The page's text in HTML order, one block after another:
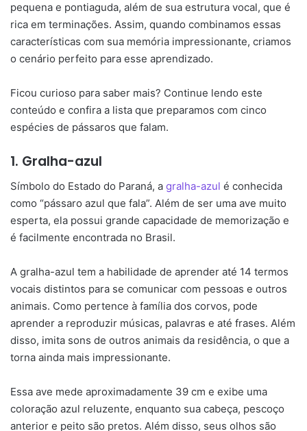
pequena e pontiaguda, além de sua estrutura vocal, que é
rica em terminações. Assim, quando combinamos essas
características com sua memória impressionante, criamos
o cenário perfeito para esse aprendizado.
Ficou curioso para saber mais? Continue lendo este
conteúdo e confira a lista que preparamos com cinco
espécies de pássaros que falam.
1. Gralha-azul
Símbolo do Estado do Paraná, a gralha-azul é conhecida
como “pássaro azul que fala”. Além de ser uma ave muito
esperta, ela possui grande capacidade de memorização e
é facilmente encontrada no Brasil.
A gralha-azul tem a habilidade de aprender até 14 termos
vocais distintos para se comunicar com pessoas e outros
animais. Como pertence à família dos corvos, pode
aprender a reproduzir músicas, palavras e até frases. Além
disso, imita sons de outros animais da residência, o que a
torna ainda mais impressionante.
Essa ave mede aproximadamente 39 cm e exibe uma
coloração azul reluzente, enquanto sua cabeça, pescoço
anterior e peito são pretos. Além disso, seus olhos são